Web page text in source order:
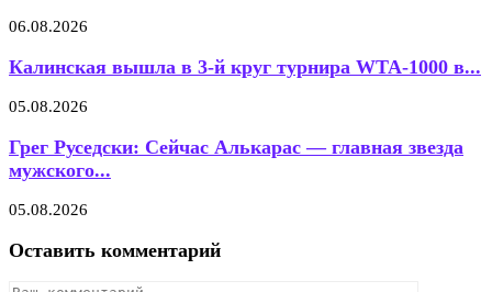
06.08.2026
Калинская вышла в 3-й круг турнира WTA-1000 в...
05.08.2026
Грег Руседски: Сейчас Алькарас — главная звезда
мужского...
05.08.2026
Оставить комментарий